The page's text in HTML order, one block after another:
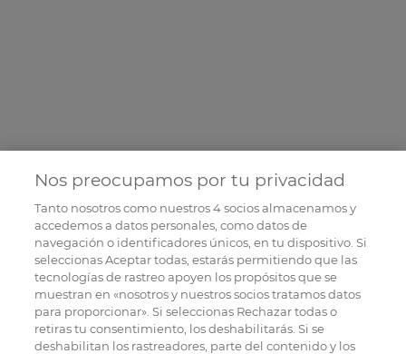
Nos preocupamos por tu privacidad
Tanto nosotros como nuestros4socios almacenamos y
accedemos a datos personales, como datos de
navegación o identificadores únicos, en tu dispositivo. Si
seleccionas Aceptar todas, estarás permitiendo que las
tecnologías de rastreo apoyen los propósitos que se
muestran en «nosotros y nuestros socios tratamos datos
para proporcionar». Si seleccionas Rechazar todas o
retiras tu consentimiento, los deshabilitarás. Si se
deshabilitan los rastreadores, parte del contenido y los